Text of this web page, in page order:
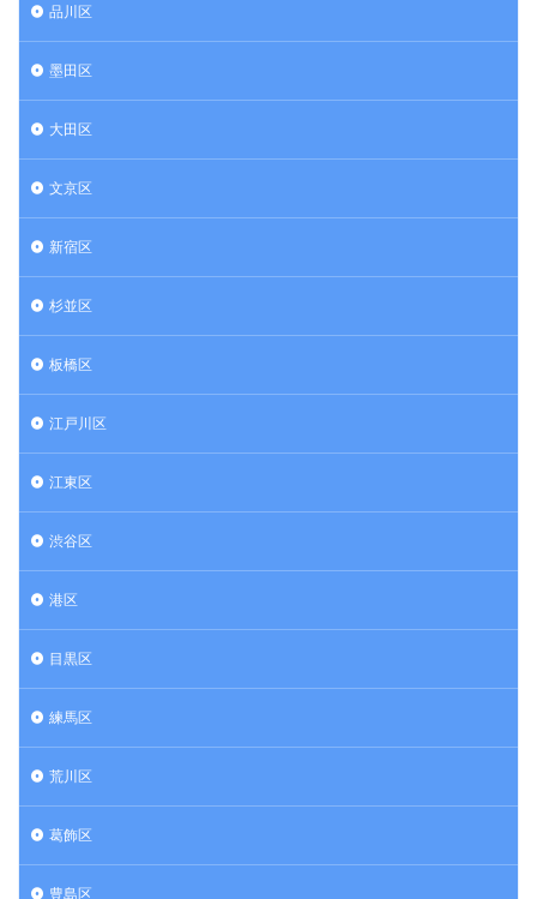
品川区
墨田区
大田区
文京区
新宿区
杉並区
板橋区
江戸川区
江東区
渋谷区
港区
目黒区
練馬区
荒川区
葛飾区
豊島区